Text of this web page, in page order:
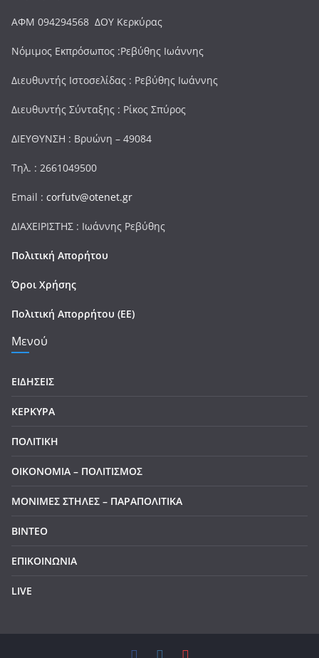
ΑΦΜ 094294568 ΔΟΥ Κερκύρας
Νόμιμος Εκπρόσωπος :Ρεβύθης Ιωάννης
Διευθυντής Ιστοσελίδας : Ρεβύθης Ιωάννης
Διευθυντής Σύνταξης : Ρίκος Σπύρος
ΔΙΕΥΘΥΝΣΗ : Βρυώνη – 49084
Τηλ. : 2661049500
Email : corfutv@otenet.gr
ΔΙΑΧΕΙΡΙΣΤΗΣ : Ιωάννης Ρεβύθης
Πολιτική Απορήτου
Όροι Χρήσης
Πολιτική Απορρήτου (ΕΕ)
Μενού
ΕΙΔΗΣΕΙΣ
ΚΕΡΚΥΡΑ
ΠΟΛΙΤΙΚΗ
ΟΙΚΟΝΟΜΙΑ – ΠΟΛΙΤΙΣΜΟΣ
ΜΟΝΙΜΕΣ ΣΤΗΛΕΣ – ΠΑΡΑΠΟΛΙΤΙΚΑ
ΒΙΝΤΕΟ
ΕΠΙΚΟΙΝΩΝΙΑ
LIVE